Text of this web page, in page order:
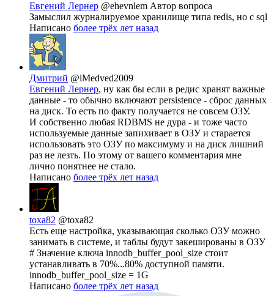
Евгений Лернер @ehevnlem Автор вопроса
Замыслил журналируемое хранилище типа redis, но с sql
Написано более трёх лет назад
Дмитрий @iMedved2009
Евгений Лернер, ну как бы если в редис хранят важные
данные - то обычно включают persistence - сброс данных
на диск. То есть по факту получается не совсем ОЗУ.
И собственно любая RDBMS не дура - и тоже часто
используемые данные запихивает в ОЗУ и старается
использовать это ОЗУ по максимуму и на диск лишний
раз не лезть. По этому от вашего комментария мне
лично понятнее не стало.
Написано более трёх лет назад
toxa82 @toxa82
Есть еще настройка, указывающая сколько ОЗУ можно
занимать в системе, и таблы будут закешированы в ОЗУ
# Значение ключа innodb_buffer_pool_size стоит
устанавливать в 70%...80% доступной памяти.
innodb_buffer_pool_size = 1G
Написано более трёх лет назад